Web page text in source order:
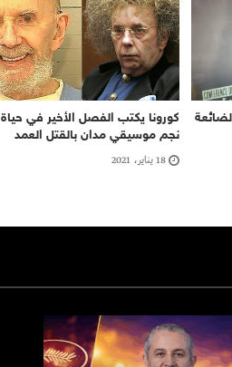
كورونا يكتب الفصل الأخير في حياة
نجم موسيقي مدان بالقتل العمد
18 يناير، 2021